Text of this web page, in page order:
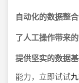
自动化的数据整
了人工操作带来
提供坚实的数据
能力，立即试试